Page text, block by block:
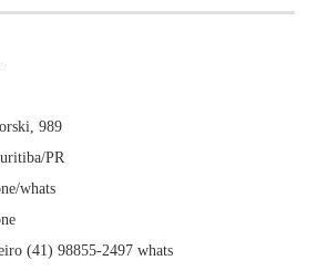
989
PR
whats
(41) 98855-2497 whats